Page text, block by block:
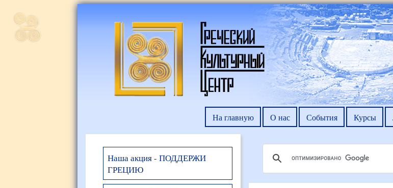
На главную О нас События Курсы
Наша акция - ПОДДЕРЖИ
ГРЕЦИЮ